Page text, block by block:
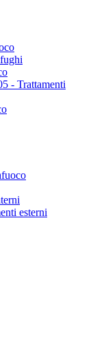
- Trattamenti
esterni